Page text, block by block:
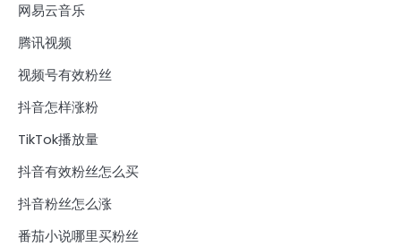
网易云音乐
腾讯视频
视频号有效粉丝
抖音怎样涨粉
TikTok播放量
抖音有效粉丝怎么买
抖音粉丝怎么涨
番茄小说哪里买粉丝